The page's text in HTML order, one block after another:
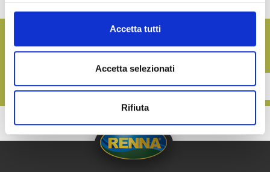
Accetta tutti
Accetta selezionati
Rifiuta
CONTATTACI